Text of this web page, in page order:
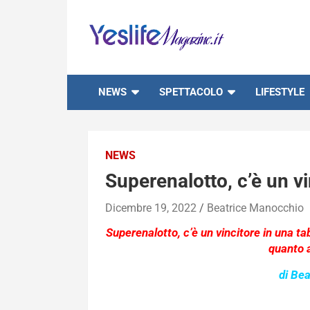
content
NEWS SPETTACOLO LIFESTYLE
NEWS
Superenalotto, c’è un
Dicembre 19, 2022 Beatrice Manocchio
Superenalotto, c’è un vincitore in una
quanto
di